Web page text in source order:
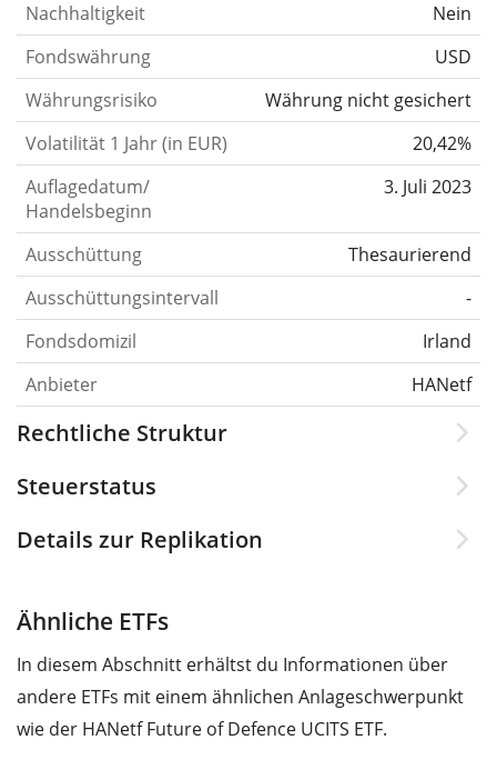
Nachhaltigkeit
Nein
Fondswährung
USD
Währungsrisiko
Währung nicht gesichert
Volatilität 1 Jahr (in EUR)
20,42%
Auflagedatum/
Handelsbeginn
3. Juli 2023
Ausschüttung
Thesaurierend
Ausschüttungsintervall
-
Fondsdomizil
Irland
Anbieter
HANetf
Rechtliche Struktur
Steuerstatus
Details zur Replikation
Ähnliche ETFs
In diesem Abschnitt erhältst du Informationen über
andere ETFs mit einem ähnlichen Anlageschwerpunkt
wie der HANetf Future of Defence UCITS ETF.